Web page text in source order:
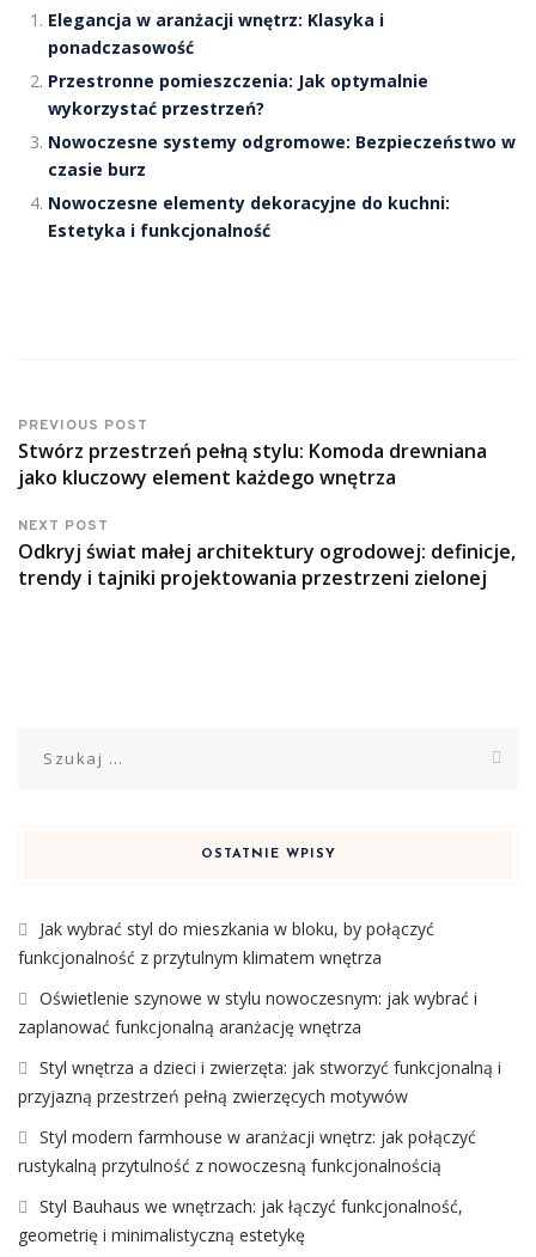
Elegancja w aranżacji wnętrz: Klasyka i
ponadczasowość
Przestronne pomieszczenia: Jak optymalnie
wykorzystać przestrzeń?
Nowoczesne systemy odgromowe: Bezpieczeństwo w
czasie burz
Nowoczesne elementy dekoracyjne do kuchni:
Estetyka i funkcjonalność
PREVIOUS POST
Stwórz przestrzeń pełną stylu: Komoda drewniana
jako kluczowy element każdego wnętrza
NEXT POST
Odkryj świat małej architektury ogrodowej: definicje,
trendy i tajniki projektowania przestrzeni zielonej
OSTATNIE WPISY
Jak wybrać styl do mieszkania w bloku, by połączyć
funkcjonalność z przytulnym klimatem wnętrza
Oświetlenie szynowe w stylu nowoczesnym: jak wybrać i
zaplanować funkcjonalną aranżację wnętrza
Styl wnętrza a dzieci i zwierzęta: jak stworzyć funkcjonalną i
przyjazną przestrzeń pełną zwierzęcych motywów
Styl modern farmhouse w aranżacji wnętrz: jak połączyć
rustykalną przytulność z nowoczesną funkcjonalnością
Styl Bauhaus we wnętrzach: jak łączyć funkcjonalność,
geometrię i minimalistyczną estetykę